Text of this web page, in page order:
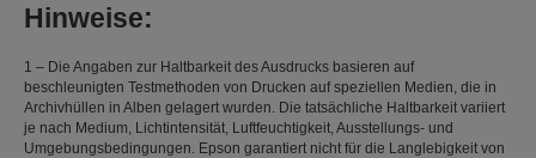
Hinweise:
1 – Die Angaben zur Haltbarkeit des Ausdrucks basieren auf
beschleunigten Testmethoden von Drucken auf speziellen Medien, die in
Archivhüllen in Alben gelagert wurden. Die tatsächliche Haltbarkeit variiert
je nach Medium, Lichtintensität, Luftfeuchtigkeit, Ausstellungs- und
Umgebungsbedingungen. Epson garantiert nicht für die Langlebigkeit von